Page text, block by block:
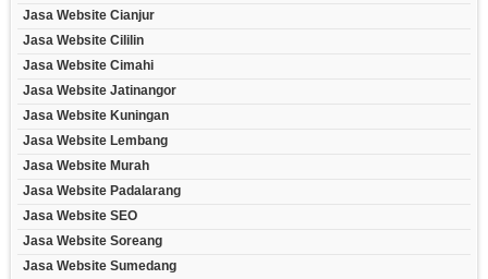
Jasa Website Cianjur
Jasa Website Cililin
Jasa Website Cimahi
Jasa Website Jatinangor
Jasa Website Kuningan
Jasa Website Lembang
Jasa Website Murah
Jasa Website Padalarang
Jasa Website SEO
Jasa Website Soreang
Jasa Website Sumedang